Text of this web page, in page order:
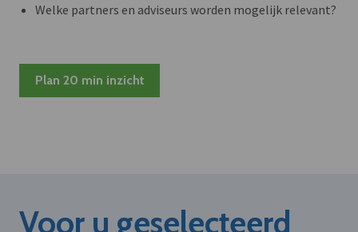
Welke partners en adviseurs worden mogelijk relevant?
Plan 20 min inzicht
Voor u geselecteerd